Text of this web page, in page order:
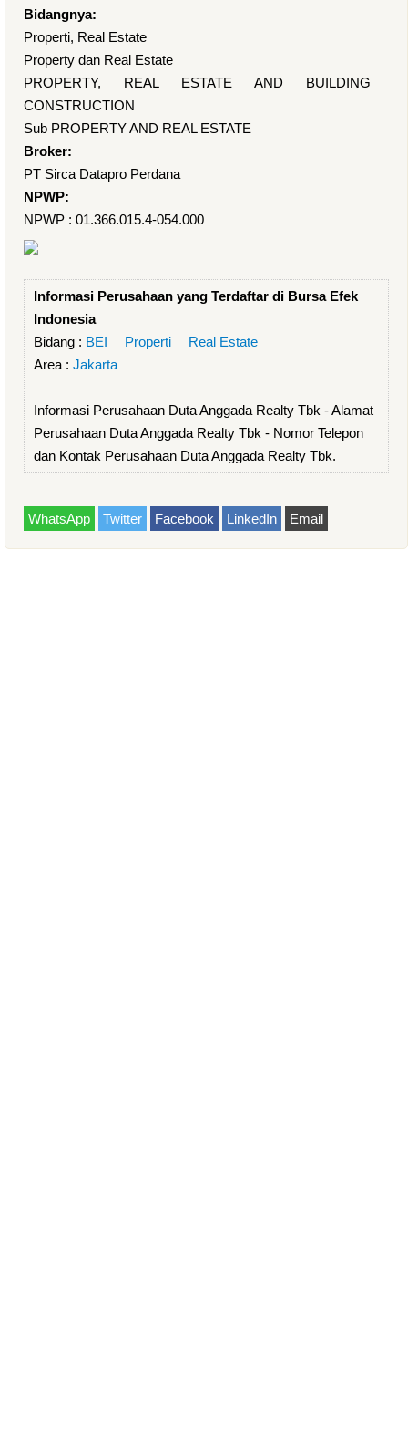
Bidangnya:
Properti, Real Estate
Property dan Real Estate
PROPERTY, REAL ESTATE AND BUILDING
CONSTRUCTION
Sub PROPERTY AND REAL ESTATE
Broker:
PT Sirca Datapro Perdana
NPWP:
NPWP : 01.366.015.4-054.000
Informasi Perusahaan yang Terdaftar di Bursa Efek
Indonesia
Bidang : BEI Properti
Real Estate
Area : Jakarta
Informasi Perusahaan Duta Anggada Realty Tbk - Alamat
Perusahaan Duta Anggada Realty Tbk - Nomor Telepon
dan Kontak Perusahaan Duta Anggada Realty Tbk.
WhatsApp Twitter Facebook LinkedIn Email